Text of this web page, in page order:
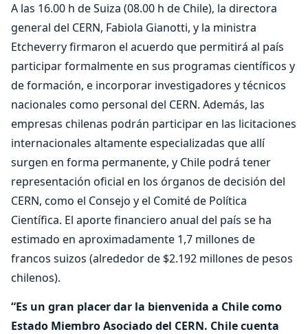
A las 16.00 h de Suiza (08.00 h de Chile), la directora
general del CERN, Fabiola Gianotti, y la ministra
Etcheverry firmaron el acuerdo que permitirá al país
participar formalmente en sus programas científicos y
de formación, e incorporar investigadores y técnicos
nacionales como personal del CERN. Además, las
empresas chilenas podrán participar en las licitaciones
internacionales altamente especializadas que allí
surgen en forma permanente, y Chile podrá tener
representación oficial en los órganos de decisión del
CERN, como el Consejo y el Comité de Política
Científica. El aporte financiero anual del país se ha
estimado en aproximadamente 1,7 millones de
francos suizos (alrededor de $2.192 millones de pesos
chilenos).
“Es un gran placer dar la bienvenida a Chile como
Estado Miembro Asociado del CERN. Chile cuenta